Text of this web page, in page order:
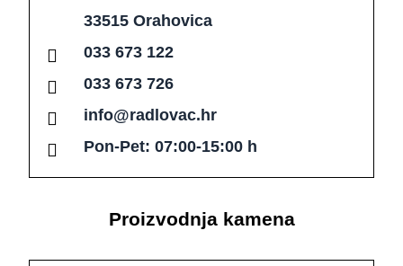
33515 Orahovica
033 673 122
033 673 726
info@radlovac.hr
Pon-Pet: 07:00-15:00 h
Proizvodnjakamena